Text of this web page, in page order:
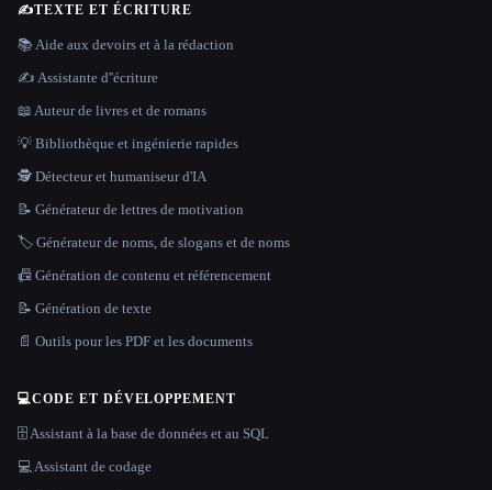
✍️TEXTE ET ÉCRITURE
📚 Aide aux devoirs et à la rédaction
✍️ Assistante d''écriture
📖 Auteur de livres et de romans
💡 Bibliothèque et ingénierie rapides
🕵️ Détecteur et humaniseur d'IA
📝 Générateur de lettres de motivation
🏷️ Générateur de noms, de slogans et de noms
📠 Génération de contenu et référencement
📝 Génération de texte
📄 Outils pour les PDF et les documents
💻CODE ET DÉVELOPPEMENT
🗄️ Assistant à la base de données et au SQL
💻 Assistant de codage